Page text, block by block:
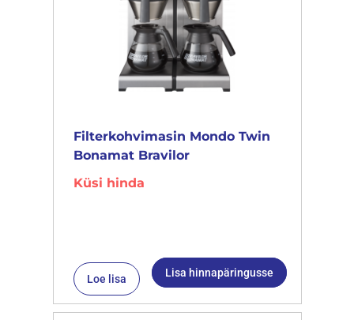
Filterkohvimasin Mondo Twin
Bonamat Bravilor
Küsi hinda
Loe lisa Lisa hinnapäringusse